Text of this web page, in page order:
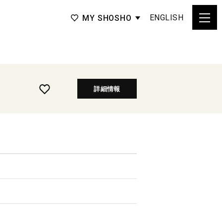
MY SHOSHO ENGLISH
詳細情報